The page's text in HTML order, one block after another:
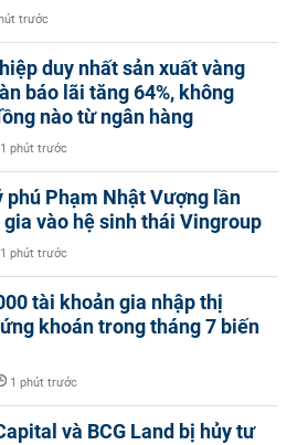
trước
duy nhất sản xuất vàng
báo lãi tăng 64%, không
nào từ ngân hàng
1 phút trước
phú Phạm Nhật Vượng lần
vào hệ sinh thái Vingroup
1 phút trước
tài khoản gia nhập thị
khoán trong tháng 7 biến
1 phút trước
và BCG Land bị hủy tư